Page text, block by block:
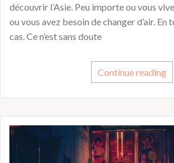
découvrir l’Asie. Peu importe ou vous
ou vous avez besoin de changer d’air. En
cas. Ce n’est sans doute
Continue reading